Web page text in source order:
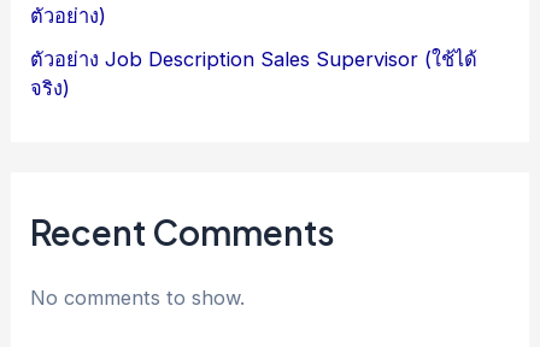
ตัวอย่าง)
ตัวอย่าง Job Description Sales Supervisor (ใช้ได้
จริง)
Recent Comments
No comments to show.